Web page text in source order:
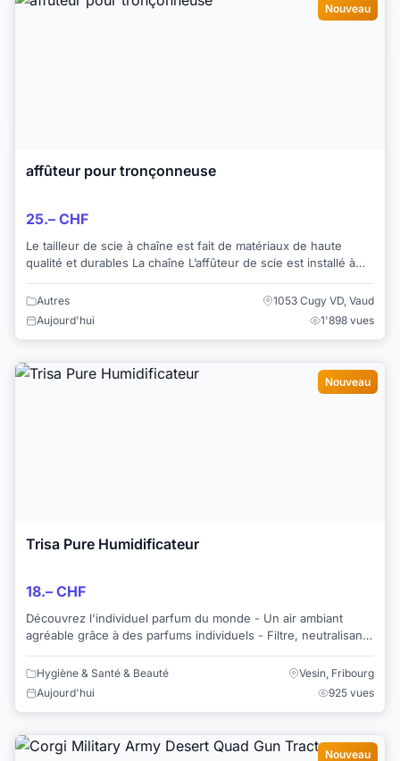
Nouveau
affûteur pour tronçonneuse
25.– CHF
Le tailleur de scie à chaîne est fait de matériaux de haute
qualité et durables La chaîne L’affûteur de scie est installé à
Autres
1053 Cugy VD, Vaud
Aujourd'hui
1'898 vues
Nouveau
Trisa Pure Humidificateur
18.– CHF
Découvrez l'individuel parfum du monde - Un air ambiant
agréable grâce à des parfums individuels - Filtre, neutralisant,
raffinée - Un effet perm...
Hygiène & Santé & Beauté
Vesin, Fribourg
Aujourd'hui
925 vues
Nouveau